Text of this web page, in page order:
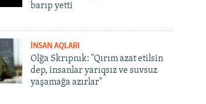
barıp yetti
İNSAN AQLARI
Olğa Skrıpnık: "Qırım azat etilsin
dep, insanlar yarıqsız ve suvsuz
yaşamağa azırlar"